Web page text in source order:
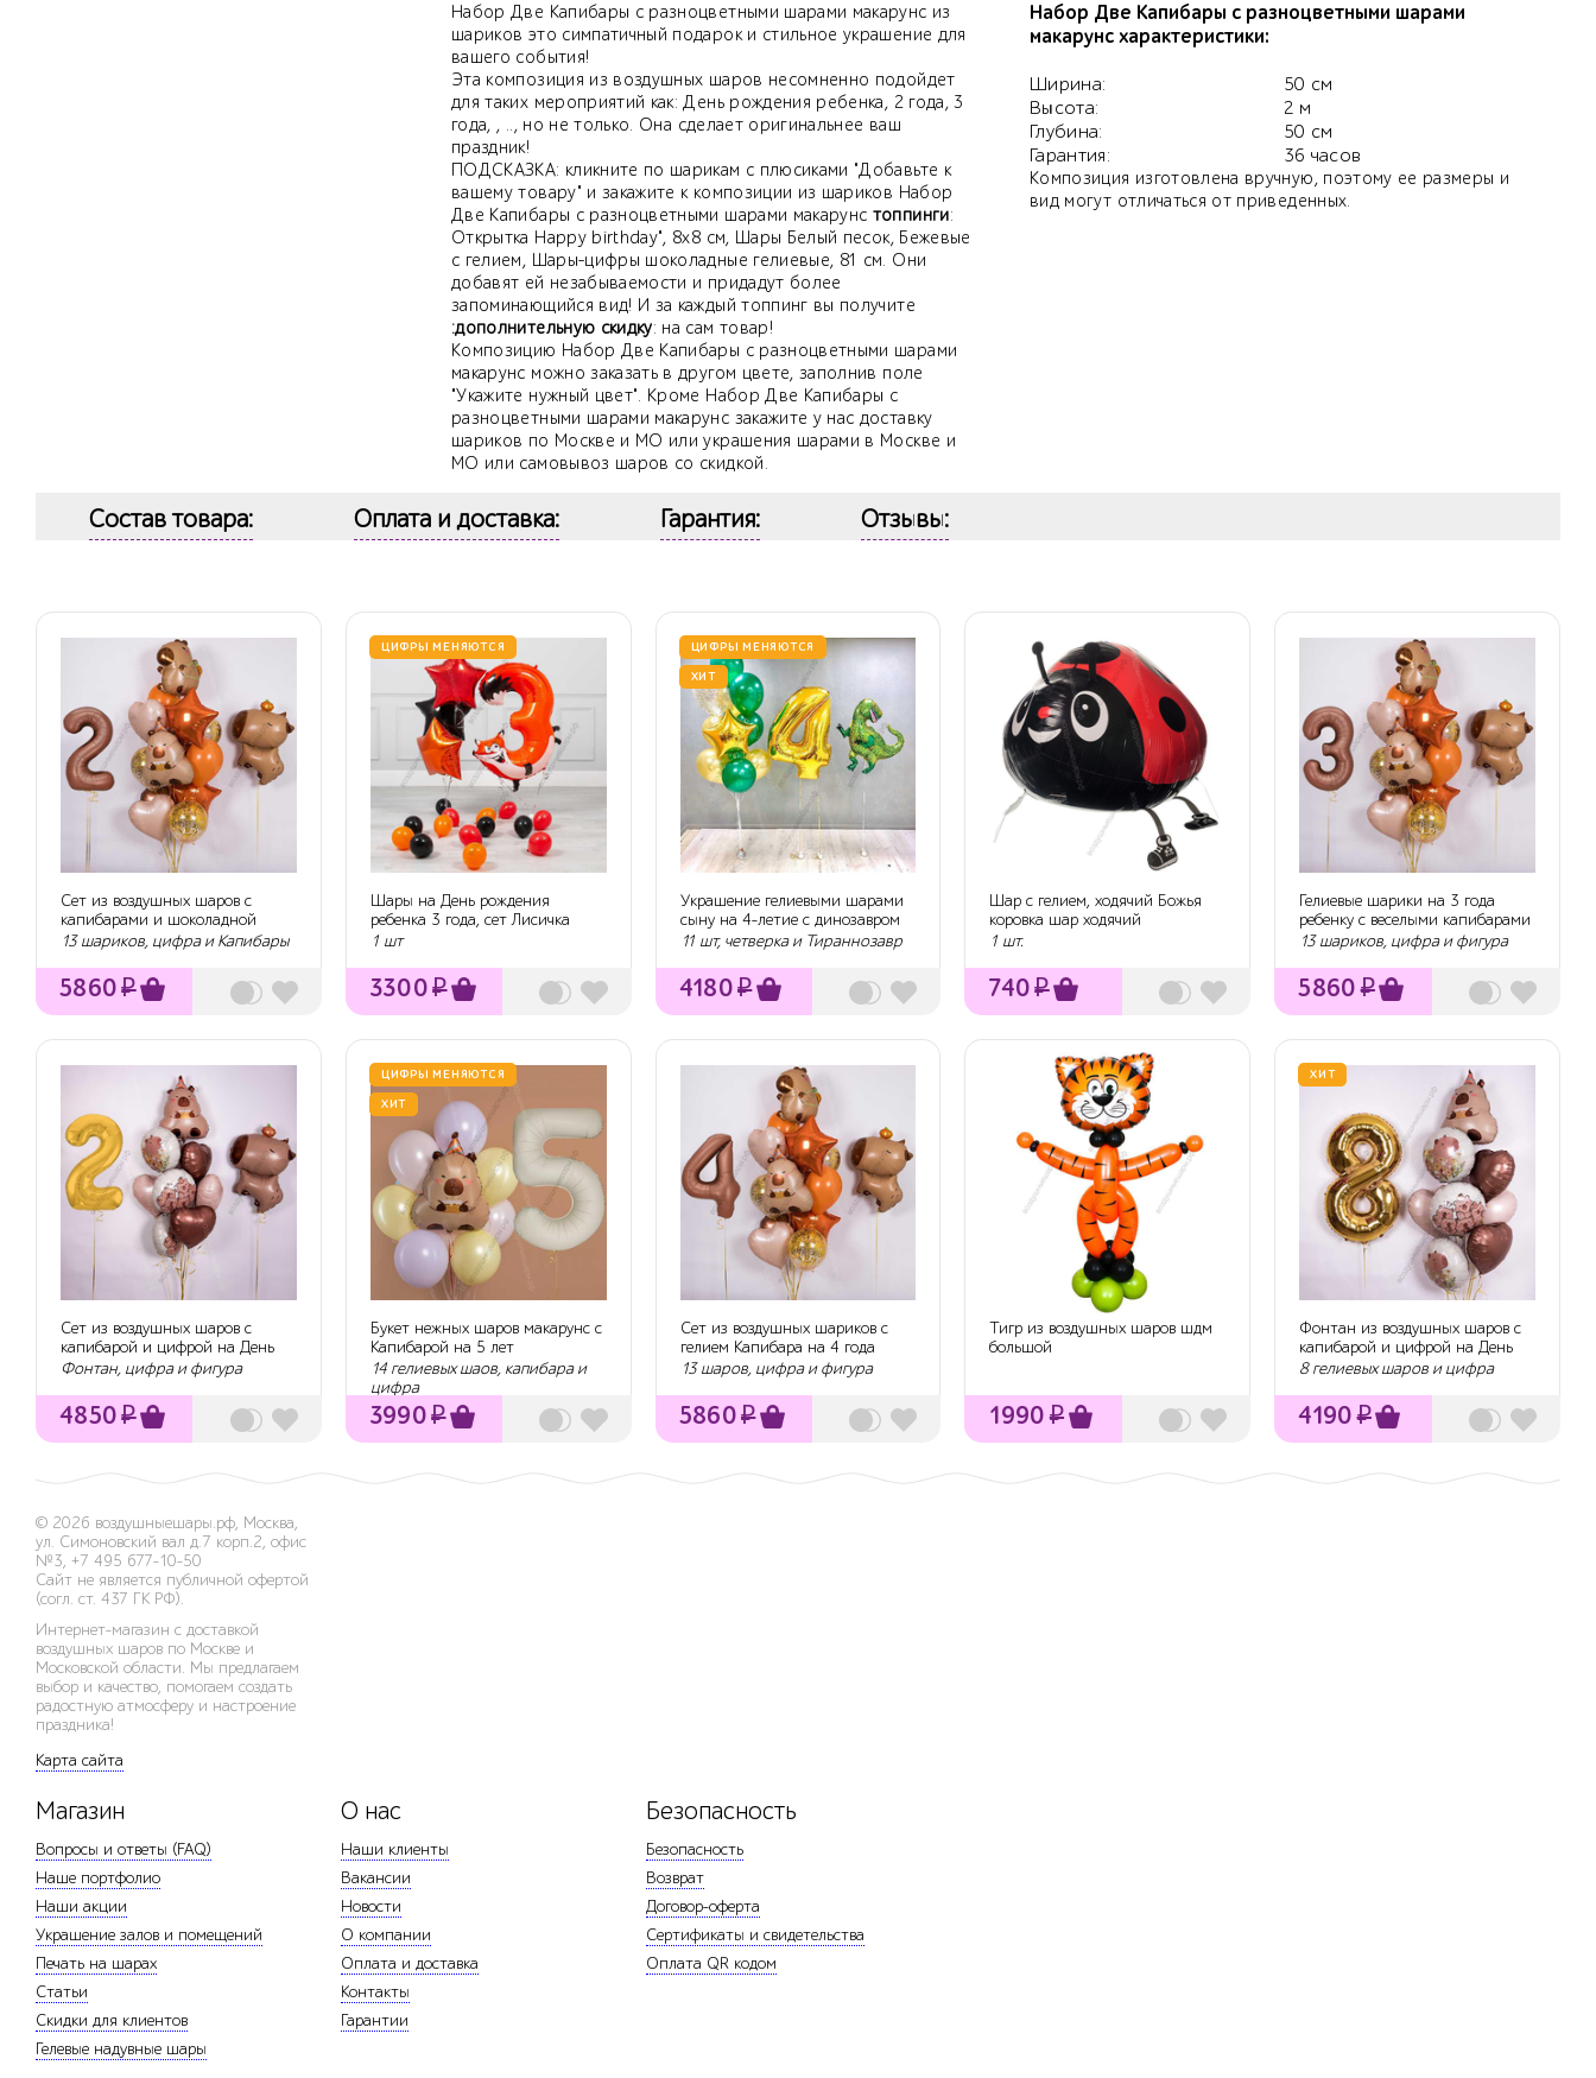
Набор Две Капибары с разноцветными шарами макарунс из
шариков это симпатичный подарок и стильное украшение для
вашего события!
Эта композиция из воздушных шаров несомненно подойдет
для таких мероприятий как: День рождения ребенка, 2 года, 3
года, , .., но не только. Она сделает оригинальнее ваш
праздник!
ПОДСКАЗКА: кликните по шарикам с плюсиками "Добавьте к
вашему товару" и закажите к композиции из шариков Набор
Две Капибары с разноцветными шарами макарунс топпинги:
Открытка Happy birthday", 8х8 см, Шары Белый песок, Бежевые
с гелием, Шары-цифры шоколадные гелиевые, 81 см. Они
добавят ей незабываемости и придадут более
запоминающийся вид! И за каждый топпинг вы получите
:дополнительную скидку: на сам товар!
Композицию Набор Две Капибары с разноцветными шарами
макарунс можно заказать в другом цвете, заполнив поле
"Укажите нужный цвет". Кроме Набор Две Капибары с
разноцветными шарами макарунс закажите у нас доставку
шариков по Москве и МО или украшения шарами в Москве и
МО или самовывоз шаров со скидкой.
Набор Две Капибары с разноцветными шарами
макарунс характеристики:
Ширина:
Высота:
Глубина:
Гарантия:
50 см
2 м
50 см
36 часов
Композиция изготовлена вручную, поэтому ее размеры и
вид могут отличаться от приведенных.
Состав товара: Оплата и доставка: Гарантия: Отзывы:
Сет из воздушных шаров с
капибарами и шоколадной
цифрой
13 шариков, цифра и Капибары
5860₽
ЦИФРЫ МЕНЯЮТСЯ
Шары на День рождения
ребенка 3 года, сет Лисичка
1 шт
3300₽
ЦИФРЫ МЕНЯЮТСЯ
ХИТ
Украшение гелиевыми шарами
сыну на 4-летие с динозавром
11 шт, четверка и Тираннозавр
4180₽
Шар с гелием, ходячий Божья
коровка шар ходячий
1 шт.
740₽
Гелиевые шарики на 3 года
ребенку с веселыми капибарами
13 шариков, цифра и фигура
5860₽
Сет из воздушных шаров с
капибарой и цифрой на День
рождения 2...
Фонтан, цифра и фигура
4850₽
ЦИФРЫ МЕНЯЮТСЯ
ХИТ
Букет нежных шаров макарунс с
Капибарой на 5 лет
14 гелиевых шаов, капибара и
цифра
3990₽
Сет из воздушных шариков с
гелием Капибара на 4 года
ребенку
13 шаров, цифра и фигура
5860₽
Тигр из воздушных шаров шдм
большой
1990₽
ХИТ
Фонтан из воздушных шаров с
капибарой и цифрой на День
рождения
8 гелиевых шаров и цифра
4190₽
© 2026 воздушныешары.рф, Москва,
ул. Симоновский вал д.7 корп.2, офис
№3, +7 495 677-10-50
Сайт не является публичной офертой
(согл. ст. 437 ГК РФ).
Интернет-магазин с доставкой
воздушных шаров по Москве и
Московской области. Мы предлагаем
выбор и качество, помогаем создать
радостную атмосферу и настроение
праздника!
Карта сайта
Магазин
Вопросы и ответы (FAQ)
Наше портфолио
Наши акции
Украшение залов и помещений
Печать на шарах
Статьи
Скидки для клиентов
Гелевые надувные шары
О нас
Наши клиенты
Вакансии
Новости
О компании
Оплата и доставка
Контакты
Гарантии
Безопасность
Безопасность
Возврат
Договор-оферта
Сертификаты и свидетельства
Оплата QR кодом